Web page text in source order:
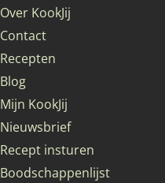
Over KookJij
Contact
Recepten
Blog
Mijn KookJij
Nieuwsbrief
Recept insturen
Boodschappenlijst